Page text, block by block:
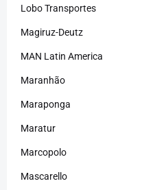
Lobo Transportes
Magiruz-Deutz
MAN Latin America
Maranhão
Maraponga
Maratur
Marcopolo
Mascarello